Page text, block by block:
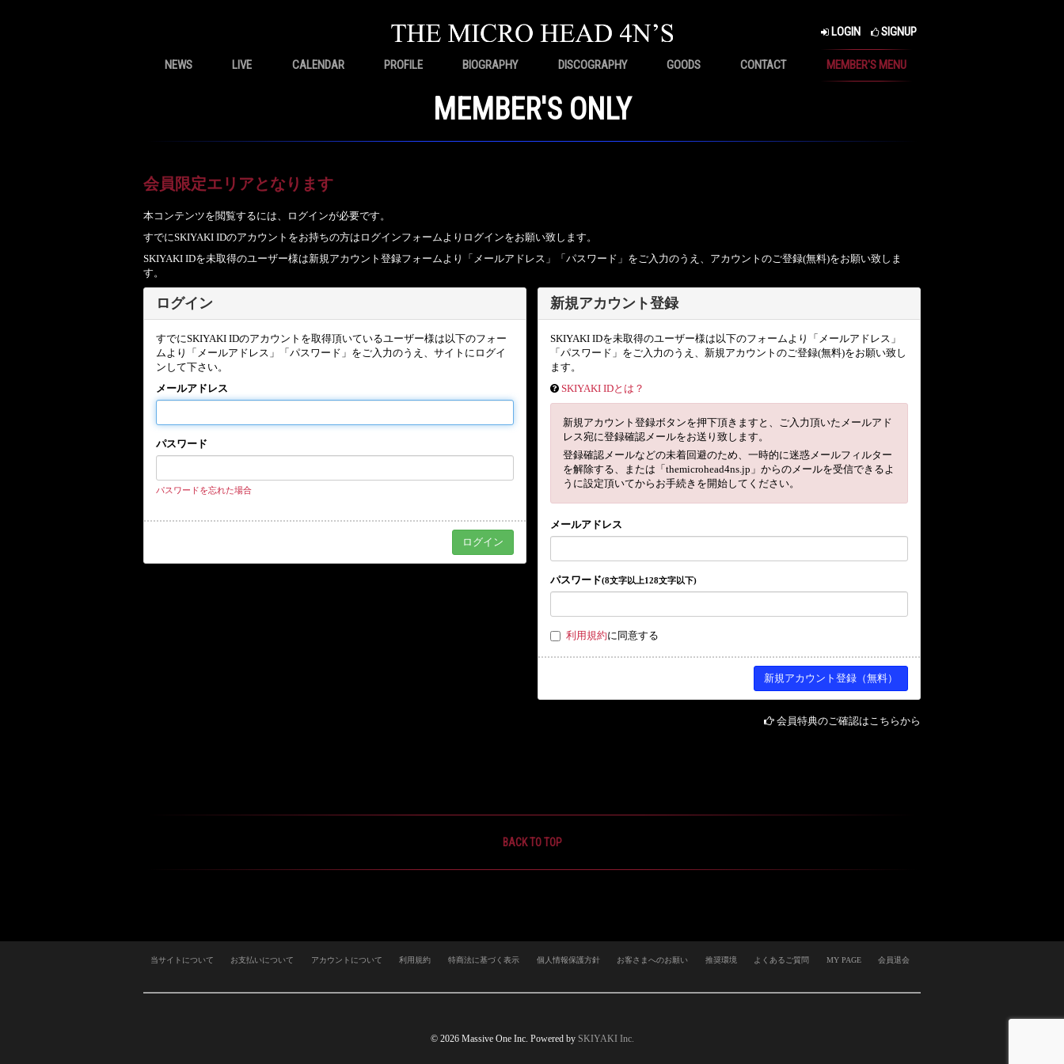
LOGIN SIGNUP
NEWS LIVE CALENDAR PROFILE BIOGRAPHY DISCOGRAPHY GOODS CONTACT MEMBER'S MENU
MEMBER'S ONLY
会員限定エリアとなります
本コンテンツを閲覧するには、ログインが必要です。
すでにSKIYAKI IDのアカウントをお持ちの方はログインフォームよりログインをお願い致します。
SKIYAKI IDを未取得のユーザー様は新規アカウント登録フォームより「メールアドレス」「パスワード」をご入力のうえ、アカウントのご登録(無料)をお願い致しま
す。
ログイン
すでにSKIYAKI IDのアカウントを取得頂いているユーザー様は以下のフォー
ムより「メールアドレス」「パスワード」をご入力のうえ、サイトにログイ
ンして下さい。
メールアドレス
パスワード
パスワードを忘れた場合
新規アカウント登録
SKIYAKI IDを未取得のユーザー様は以下のフォームより「メールアドレス」
「パスワード」をご入力のうえ、新規アカウントのご登録(無料)をお願い致し
ます。
SKIYAKI IDとは？
新規アカウント登録ボタンを押下頂きますと、ご入力頂いたメールアド
レス宛に登録確認メールをお送り致します。
登録確認メールなどの未着回避のため、一時的に迷惑メールフィルター
を解除する、または「themicrohead4ns.jp」からのメールを受信できるよ
うに設定頂いてからお手続きを開始してください。
メールアドレス
パスワード(8文字以上128文字以下)
利用規約に同意する
会員特典のご確認はこちらから
BACK TO TOP
当サイトについて お支払いについて アカウントについて 利用規約 特商法に基づく表示 個人情報保護方針 お客さまへのお願い 推奨環境 よくあるご質問 MY PAGE 会員退会
© 2026 Massive One Inc. Powered by SKIYAKI Inc.